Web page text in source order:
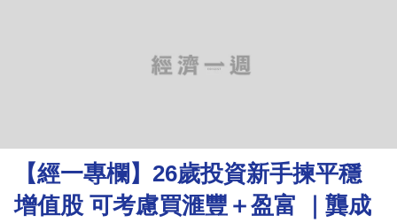
理
財
商
【經一專欄】26歲投資新手揀平穩
增值股 可考慮買滙豐＋盈富 ｜龔成